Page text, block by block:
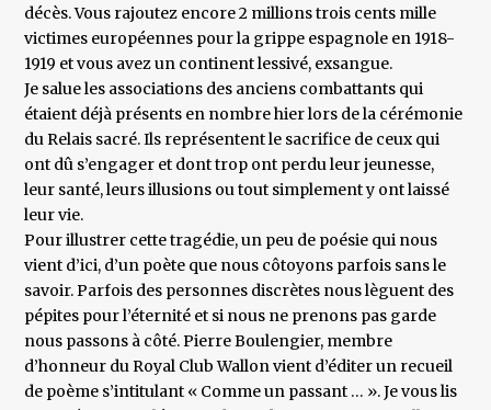
décès. Vous rajoutez encore 2 millions trois cents mille
victimes européennes pour la grippe espagnole en 1918-
1919 et vous avez un continent lessivé, exsangue.
Je salue les associations des anciens combattants qui
étaient déjà présents en nombre hier lors de la cérémonie
du Relais sacré. Ils représentent le sacrifice de ceux qui
ont dû s’engager et dont trop ont perdu leur jeunesse,
leur santé, leurs illusions ou tout simplement y ont laissé
leur vie.
Pour illustrer cette tragédie, un peu de poésie qui nous
vient d’ici, d’un poète que nous côtoyons parfois sans le
savoir. Parfois des personnes discrètes nous lèguent des
pépites pour l’éternité et si nous ne prenons pas garde
nous passons à côté. Pierre Boulengier, membre
d’honneur du Royal Club Wallon vient d’éditer un recueil
de poème s’intitulant « Comme un passant … ». Je vous lis